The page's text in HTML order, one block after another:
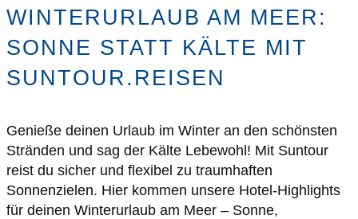
WINTERURLAUB AM MEER:
SONNE STATT KÄLTE MIT
SUNTOUR.REISEN
Genieße deinen Urlaub im Winter an den schönsten
Stränden und sag der Kälte Lebewohl! Mit Suntour
reist du sicher und flexibel zu traumhaften
Sonnenzielen. Hier kommen unsere Hotel-Highlights
für deinen Winterurlaub am Meer – Sonne,